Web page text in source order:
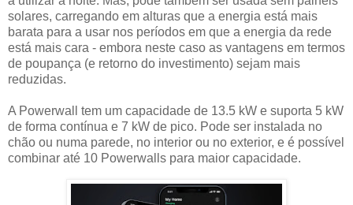
solares, carregando em alturas que a energia está mais
barata para a usar nos períodos em que a energia da rede
está mais cara - embora neste caso as vantagens em termos
de poupança (e retorno do investimento) sejam mais
reduzidas.
A Powerwall tem um capacidade de 13.5 kW e suporta 5 kW
de forma contínua e 7 kW de pico. Pode ser instalada no
chão ou numa parede, no interior ou no exterior, e é possível
combinar até 10 Powerwalls para maior capacidade.